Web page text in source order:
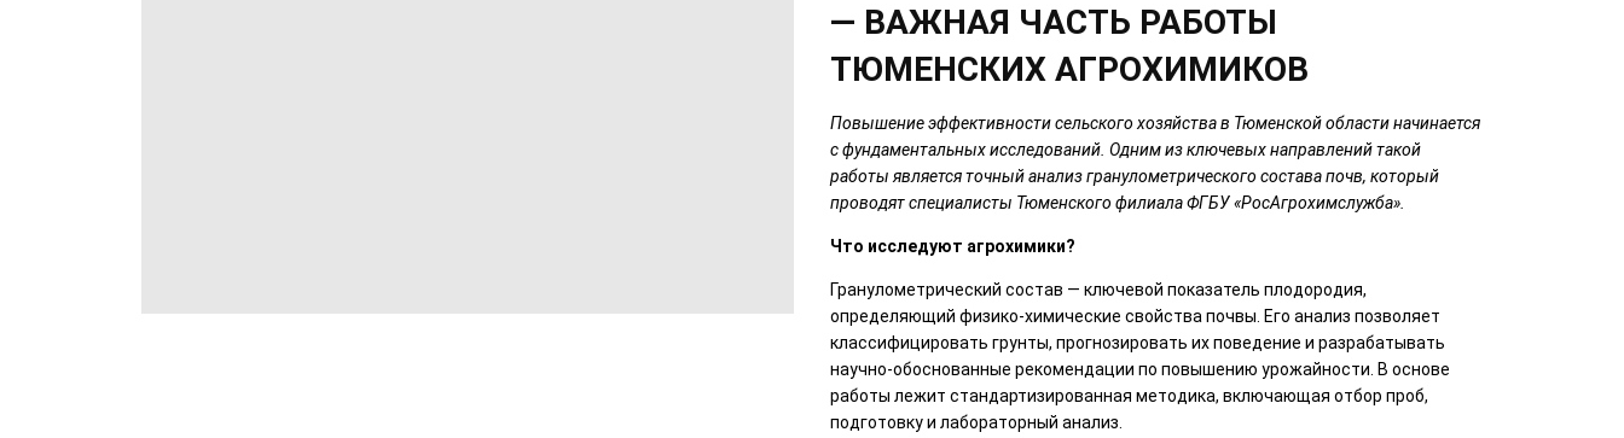
— ВАЖНАЯ ЧАСТЬ РАБОТЫ
ТЮМЕНСКИХ АГРОХИМИКОВ
Повышение эффективности сельского хозяйства в Тюменской области начинается
с фундаментальных исследований. Одним из ключевых направлений такой
работы является точный анализ гранулометрического состава почв, который
проводят специалисты Тюменского филиала ФГБУ «РосАгрохимслужба».
Что исследуют агрохимики?
Гранулометрический состав — ключевой показатель плодородия,
определяющий физико-химические свойства почвы. Его анализ позволяет
классифицировать грунты, прогнозировать их поведение и разрабатывать
научно-обоснованные рекомендации по повышению урожайности. В основе
работы лежит стандартизированная методика, включающая отбор проб,
подготовку и лабораторный анализ.